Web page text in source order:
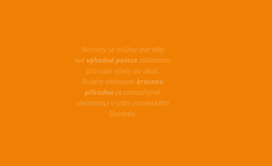
pro vaše výlety po okolí.
Budete obklopenikrásnou
přírodou(a samozřejmě